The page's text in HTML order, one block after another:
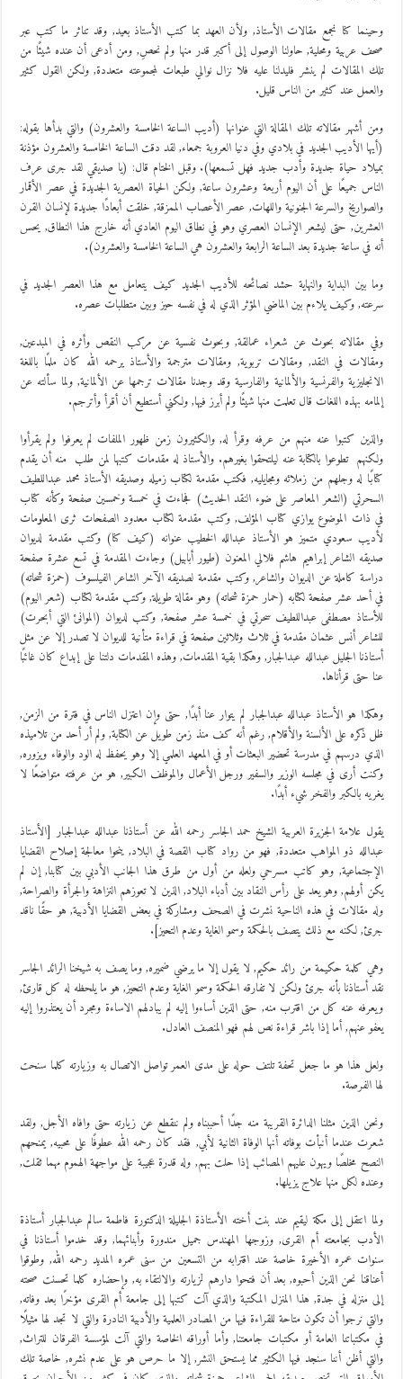
وحينما كنا نجمع مقالات الأستاذ, ولأن العهد بما كتب الأستاذ بعيد, وقد تناثر ما كتب عبر
صحف عربية ومحلية, حاولنا الوصول إلى أكبر قدر منها ولم نحصِ, ومن أدعى أن عنده شيئًا من
تلك المقالات لم ينشر فليدلنا عليه فلا نزال نوالي طبعات لمجموعته متعددة, ولكن القول كثير
والعمل عند كثير من الناس قليل.
ومن أشهر مقالاته تلك المقالة التي عنوانها (أديب الساعة الخامسة والعشرون) والتي بدأها بقوله:
(أيها الأديب الجديد في بلادي وفي دنيا العروبة جمعاء, لقد دقت الساعة الخامسة والعشرون مؤذنة
بميلاد حياة جديدة وأدب جديد فهل تسمعها). وقبل الختام قال: (يا صديقي لقد جرى عرف
الناس جميعًا على أن اليوم أربعة وعشرون ساعة, ولكن الحياة العصرية الجديدة في عصر الأقمار
والصواريخ والسرعة الجنونية واللهات, عصر الأعصاب الممزقة, خلقت أبعادًا جديدة لإنسان القرن
العشرين, حتى ليشعر الإنسان العصري وهو في نطاق اليوم العادي أنه خارج هذا النطاق, يحس
أنه في ساعة جديدة بعد الساعة الرابعة والعشرون هي الساعة الخامسة والعشرون).
وما بين البداية والنهاية حشد نصائحه للأديب الجديد كيف يتعامل مع هذا العصر الجديد في
سرعته, وكيف يلاءم بين الماضي المؤثر الذي له في نفسه حيز وبين متطلبات عصره.
وفي مقالاته بحوث عن شعراء عمالقة, وبحوث نفسية عن مركب النقص وأثره في المبدعين,
ومقالات في النقد, ومقالات تربوية, ومقالات مترجمة والأستاذ يرحمه الله كان ملمًا باللغة
الانجليزية والفرنسية والألمانية والفارسية وقد وجدنا مقالات ترجمها عن الألمانية, ولما سألته عن
إلمامه بهذه اللغات قال تعلمت منها شيئًا ولم أبرز فيها, ولكني أستطيع أن أقرأ وأترجم.
والذين كتبوا عنه منهم من عرفه وقرأ له, والكثيرون زمن ظهور الملفات لم يعرفوا ولم يقرأوا
ولكنهم تطوعوا بالكتابة عنه ليلتحقوا بغيرهم. والأستاذ له مقدمات كتبها لمن طلب منه أن يقدم
كتابًا له وجلهم من زملائه ومجايليه, فكتب مقدمة لكتاب زميله وصديقه الأستاذ محمد عبداللطيف
السحرتي (الشعر المعاصر على ضوء النقد الحديث) فجاءت في خمسة وخمسين صفحة وكأنه كتاب
في ذات الموضوع يوازي كتاب المؤلف, وكتب مقدمة لكتاب معدود الصفحات ثرى المعلومات
لأديب سعودي متميز هو الأستاذ عبدالله الخطيب عنوانه (كيف كنا) وكتب مقدمة لديوان
صديقه الشاعر إبراهيم هاشم فلالي المعنون (طيور أبابيل) وجاءت المقدمة في تسع عشرة صفحة
دراسة كاملة عن الديوان والشاعر, وكتب مقدمة لصديقه الآخر الشاعر الفيلسوف (حمزة شحاته)
في أحد عشر صفحة لكتابه (حمار حمزة شحاته) وهو مقالة طويلة, وكتب مقدمة لكتاب (شعر اليوم)
للأستاذ مصطفى عبداللطيف سحرتي في خمسة عشر صفحة, وكتب لديوان (الموانئ التي أبحرت)
للشاعر أنس عثمان مقدمة في ثلاث وثلاثين صفحة في قراءة متأنية للديوان لا تصدر إلا عن مثل
أستاذنا الجليل عبدالله عبدالجبار, وهكذا بقية المقدمات, وهذه المقدمات دلتنا على إبداع كان غائبًا
عنا حتى قرأناها.
وهكذا هو الأستاذ عبدالله عبدالجبار لم يتوار عنا أبدًا, حتى وإن اعتزل الناس في فترة من الزمن,
ظل ذكره على الألسنة والأقلام, رغم أنه كف منذ زمن طويل عن الكتابة, ولم أر أحد من تلاميذه
الذي درسهم في مدرسة تحضير البعثات أو في المعهد العلمي إلا وهو يحفظ له الود والوفاء ويزوره,
وكنت أرى في مجلسه الوزير والسفير ورجل الأعمال والموظف الكبير, هو من عرفته متواضعًا لا
يغريه بالكبر والفخر شيء أبدًا.
يقول علامة الجزيرة العربية الشيخ حمد الجاسر رحمه الله عن أستاذنا عبدالله عبدالجبار [الأستاذ
عبدالله ذو المواهب متعددة, فهو من رواد كتاب القصة في البلاد, ينحوا معالجة إصلاح القضايا
الإجتماعية, وهو كاتب مسرحي ولعله من أول من طرق هذا الجانب الأدبي بين كتابنا, إن لم
يكن أولهم, وهو يعد على رأس النقاد بين أدباء البلاد, الذين لا تعوزهم النزاهة والجرأة والصراحة,
وله مقالات في هذه الناحية نشرت في الصحف ومشاركة في بعض القضايا الأدبية, هو حقًا ناقد
جرئ, لكنه مع ذلك يتصف بالحكمة وسمو الغاية وعدم التحيز].
وهي كلمة حكيمة من رائد حكيم, لا يقول إلا ما يرضي ضميره, وما يصف به شيخنا الرائد الجاسر
نقد أستاذنا بأنه جرئ ولكن لا تفارقه الحكمة وسمو الغاية وعدم التحيز, هو ما يلحظه له كل قارئ,
ويعرفه عنه كل من اقترب منه, حتى الذين أساءوا إليه لم يبادلهم الاساءة ومجرد أن يعتذروا إليه
يعفو عنهم, أما إذا باشر قراءة نص لهم فهو المنصف العادل.
ولعل هذا هو ما جعل تحفة تلتف حوله على مدى العمر تواصل الاتصال به وزيارته كلما سنحت
لها الفرصة.
ونحن الذين مثلنا الدائرة القريبة منه جدًا أحببناه ولم ننقطع عن زيارته حتى وافاه الأجل, ولقد
شعرت عندما أنبأت بوفاته أنها الوفاة الثانية لأبي, فقد كان رحمه الله عطوفًا على محبيه, يمنحهم
النصح مخلصًا ويهون عليهم المصائب إذا حلت بهم, وله قدرة عجيبة على مواجهة الهموم مهما ثقلت,
وعنده لكل منها علاج يزيلها.
ولما انتقل إلى مكة ليقيم عند بنت أخته الأستاذة الجليلة الدكتورة فاطمة سالم عبدالجبار أستاذة
الأدب بجامعته أم القرى, وزوجها المهندس جميل مندورة وأبنائهما, وقد خدموا أستاذنا في
سنوات عمره الأخيرة خاصة عند اقترابه من التسعين من سنى عمره المديد رحمه الله, وطوقوا
أعناقنا نحن الذين أحبوه, بعد أن فتحوا دارهم لزيارته والالتقاء به, وإحضاره كلما تحسنت صحته
إلى منزله في جدة, هذا المنزل المكتبة والذي آلت كتبها إلى جامعة أم القرى مؤخرًا بعد وفاته,
والتي نرجوا أن تكون متاحة للقراءة فيها من المصادر العلمية والأدبية النادرة والتي لا تجد لها مثيلًا
في مكتباتنا العامة أو مكتبات جامعتنا, وأما أوراقه الخاصة والتي آلت لمؤسسة الفرقان للتراث,
والتي أظن أننا سنجد فيها الكثير مما يستحق النشر, إلا ما حرص هو على عدم نشره, خاصة تلك